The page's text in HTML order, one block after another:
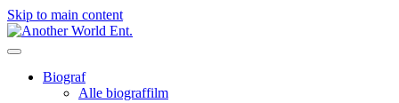
Skip to main content
Biograf
Alle biograffilm